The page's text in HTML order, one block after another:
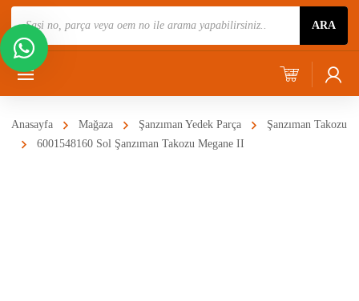
Ara
ARA
Anasayfa Mağaza Şanzıman Yedek Parça
Şanzıman Takozu
6001548160 Sol Şanzıman Takozu Megane II